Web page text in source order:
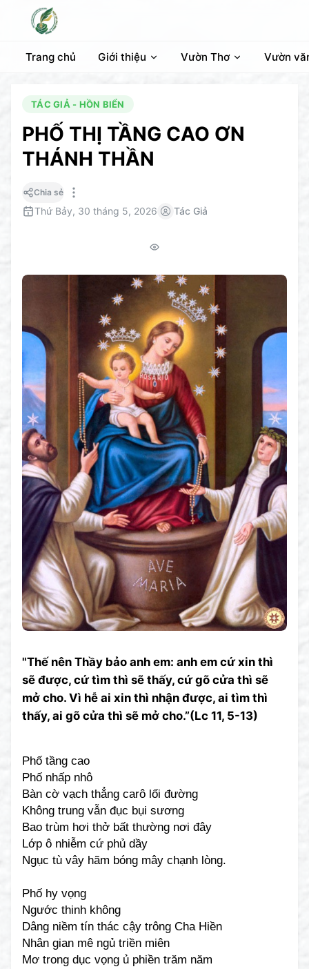
Trang chủ Giới thiệu Vườn Thơ Vườn
TÁC GIẢ - HỒN BIỂN
PHỐ THỊ TẦNG CAO ƠN
THÁNH THẦN
Chia sẻ
Thứ Bảy, 30 tháng 5, 2026 Tác Giả
"Thế nên Thầy bảo anh em: anh em cứ xin thì
sẽ được, cứ tìm thì sẽ thấy, cứ gõ cửa thì sẽ
mở cho. Vì hễ ai xin thì nhận được, ai tìm thì
thấy, ai gõ cửa thì sẽ mở cho.”(Lc 11, 5-13)
Phố tầng cao
Phố nhấp nhô
Bàn cờ vạch thẳng carô lối đường
Không trung vẫn đục bụi sương
Bao trùm hơi thở bất thường nơi đây
Lớp ô nhiễm cứ phủ dầy
Ngục tù vây hãm bóng mây chạnh lòng.
Phố hy vọng
Ngước thinh không
Dâng niềm tín thác cậy trông Cha Hiền
Nhân gian mê ngủ triền miên
Mơ trong dục vọng ủ phiền trăm năm